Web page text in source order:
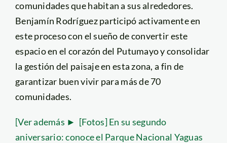
comunidades que habitan a sus alrededores.
Benjamín Rodríguez participó activamente en
este proceso con el sueño de convertir este
espacio en el corazón del Putumayo y consolidar
la gestión del paisaje en esta zona, a fin de
garantizar buen vivir para más de 70
comunidades.
[Ver además ► [Fotos] En su segundo
aniversario: conoce el Parque Nacional Yaguas